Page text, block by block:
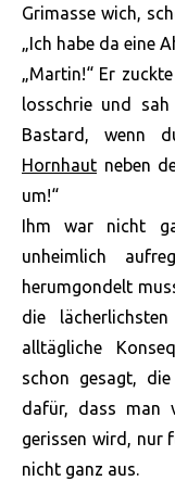
Grimasse wich,
„Ich habe da eine
„Martin!“ Er
losschrie und
Bastard, wenn
Hornhaut neben
um!“
Ihm war nicht
unheimlich
herumgondelt
die
alltägliche
schon gesagt,
dafür, dass man
gerissen wird, nur
nicht ganz aus.